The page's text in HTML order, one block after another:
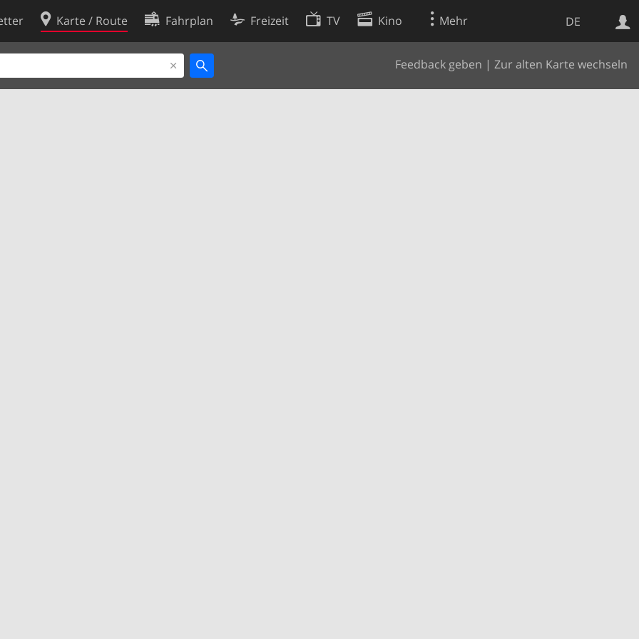
DE
Karte / Route Fahrplan Freizeit TV Kino Mehr
Feedback geben | Zur alten Karte wechseln
Websuche
Cookie-Richtlinie
Cookie-Einstellungen